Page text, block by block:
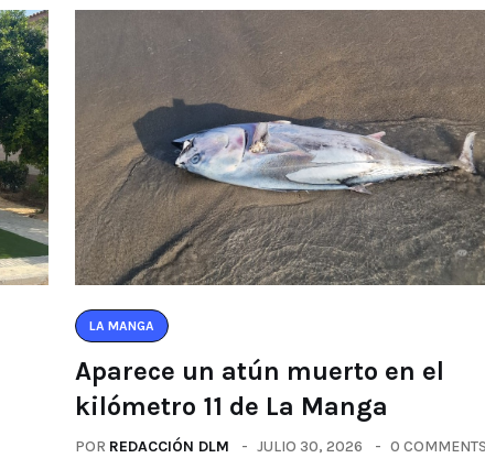
LA MANGA
Aparece un atún muerto en el
kilómetro 11 de La Manga
POR REDACCIÓN DLM JULIO 30, 2026 0 COMMENTS